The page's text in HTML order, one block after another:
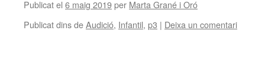
Publicat el 6 maig 2019per Marta Grané i Oró
Publicat dins deAudició, Infantil, p3 | Deixa un comentari